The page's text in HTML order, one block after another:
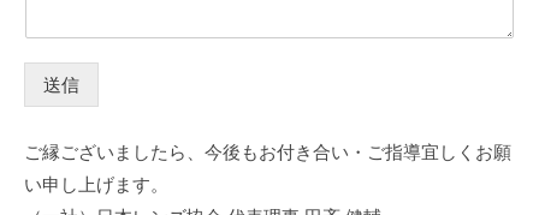
送信
ご縁ございましたら、今後もお付き合い・ご指導宜しくお願
い申し上げます。